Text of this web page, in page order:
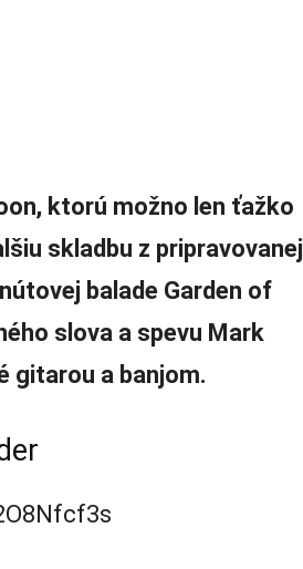
ktorú možno len ťažko
skladbu z pripravovanej
balade Garden of
slova a spevu Mark
gitarou a banjom.